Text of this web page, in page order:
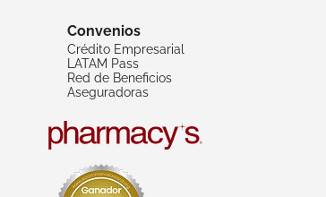
Convenios
Crédito Empresarial
LATAM Pass
Red de Beneficios
Aseguradoras